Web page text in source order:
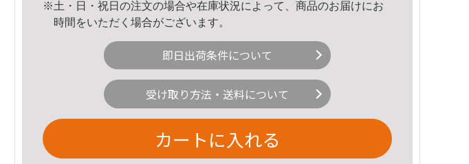
※土・日・祝日の注文の場合や在庫状況によって、商品のお届けにお
時間をいただく場合がございます。
即日出荷条件について
受け取り方法・送料について
カートに入れる